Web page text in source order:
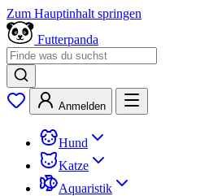
Zum Hauptinhalt springen
Futterpanda
Anmelden
Hund
Katze
Aquaristik